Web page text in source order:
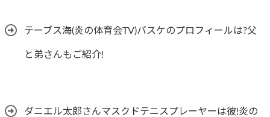
テーブス海(炎の体育会TV)バスケのプロフィールは?父
と弟さんもご紹介!
ダニエル太郎さんマスクドテニスプレーヤーは彼!炎の